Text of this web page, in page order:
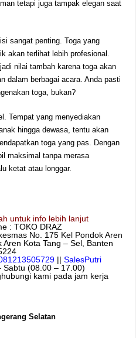
tetapi juga tampak elegan saat
sangat penting. Toga yang
akan terlihat lebih profesional.
nilai tambah karena toga akan
dalam berbagai acara. Anda pasti
toga, bukan?
Tempat yang menyediakan
hingga dewasa, tentu akan
toga yang pas. Dengan
maksimal tanpa merasa
ketat atau longgar.
untuk info lebih lanjut
: TOKO DRAZ
No. 175 Kel Pondok Aren
Kota Tang – Sel, Banten
|| SalesPutri
Sabtu (08.00 – 17.00)
kami pada jam kerja
Selatan